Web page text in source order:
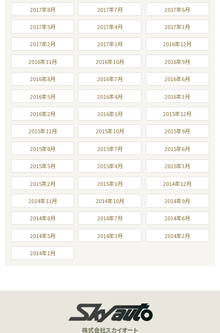
2017年8月 2017年7月 2017年6月
2017年5月 2017年4月 2017年3月
2017年2月 2017年1月 2016年12月
2016年11月 2016年10月 2016年9月
2016年8月 2016年7月 2016年6月
2016年5月 2016年4月 2016年3月
2016年2月 2016年1月 2015年12月
2015年11月 2015年10月 2015年9月
2015年8月 2015年7月 2015年6月
2015年5月 2015年4月 2015年3月
2015年2月 2015年1月 2014年12月
2014年11月 2014年10月 2014年9月
2014年8月 2014年7月 2014年6月
2014年5月 2014年3月 2014年2月
2014年1月
株式会社スカイオート